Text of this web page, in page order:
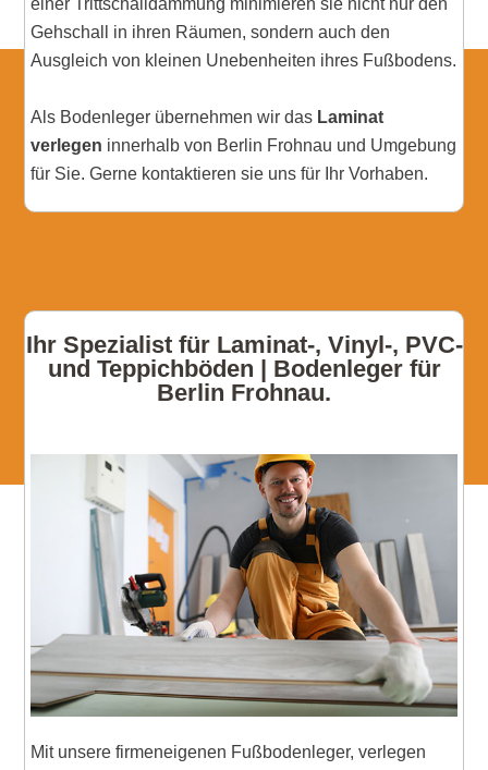
einer Trittschalldämmung minimieren sie nicht nur den
Gehschall in ihren Räumen, sondern auch den
Ausgleich von kleinen Unebenheiten ihres Fußbodens.
Als Bodenleger übernehmen wir das Laminat
verlegen innerhalb von Berlin Frohnau und Umgebung
für Sie. Gerne kontaktieren sie uns für Ihr Vorhaben.
Ihr Spezialist für Laminat-, Vinyl-, PVC-
und Teppichböden | Bodenleger für
Berlin Frohnau.
Mit unsere firmeneigenen Fußbodenleger, verlegen